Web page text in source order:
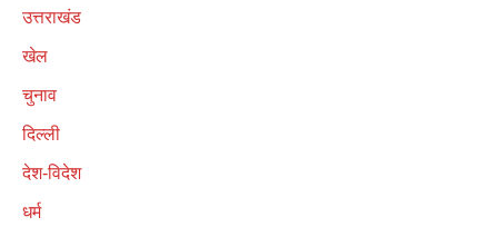
उत्तराखंड
खेल
चुनाव
दिल्ली
देश-विदेश
धर्म